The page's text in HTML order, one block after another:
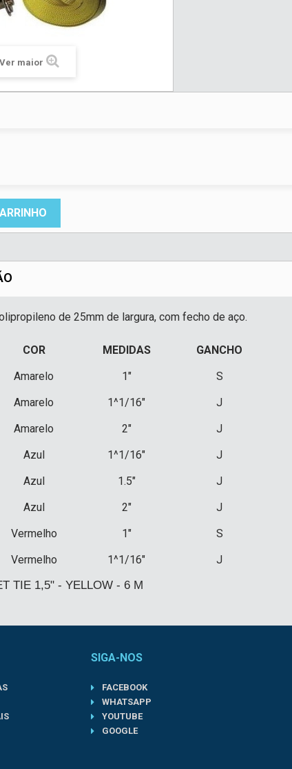
Ver maior
de 25mm de largura, com fecho de aço.
COR MEDIDAS GANCHO
Amarelo 1" S
Amarelo 1^1/16" J
Amarelo 2" J
Azul 1^1/16" J
Azul 1.5" J
Azul 2" J
Vermelho 1" S
Vermelho 1^1/16" J
TIE 1,5" - YELLOW - 6 M
SIGA-NOS
FACEBOOK
WHATSAPP
YOUTUBE
GOOGLE